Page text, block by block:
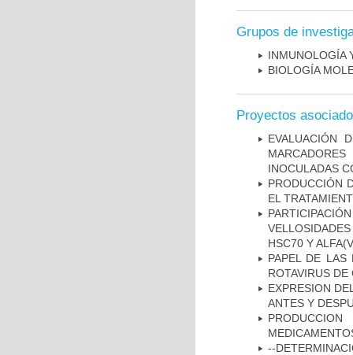
Grupos de
INMUNOLOGÍA
BIOLOGÍA
Proyectos
EVALUACIÓN
INOCULADAS
PRODUCCIÓN
EL
HSC70 Y
PAPEL DE LAS
ROTAVIRUS
EXPRESION
ANTES Y
--